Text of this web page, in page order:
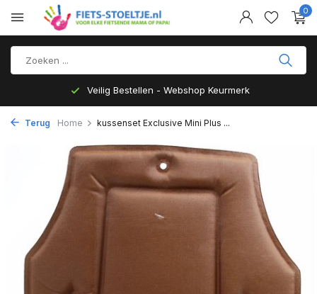
0
Veilig Bestellen - Webshop Keurmerk
Terug Home kussenset Exclusive Mini Plus ...